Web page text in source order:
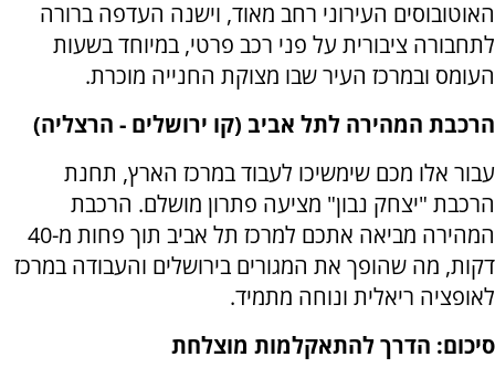
האוטובוסים העירוני רחב מאוד, וישנה העדפה ברורה
לתחבורה ציבורית על פני רכב פרטי, במיוחד בשעות
העומס ובמרכז העיר שבו מצוקת החנייה מוכרת.
הרכבת המהירה לתל אביב (קו ירושלים - הרצליה)
עבור אלו מכם שימשיכו לעבוד במרכז הארץ, תחנת
הרכבת "יצחק נבון" מציעה פתרון מושלם. הרכבת
המהירה מביאה אתכם למרכז תל אביב תוך פחות מ-40
דקות, מה שהופך את המגורים בירושלים והעבודה במרכז
לאופציה ריאלית ונוחה מתמיד.
סיכום: הדרך להתאקלמות מוצלחת